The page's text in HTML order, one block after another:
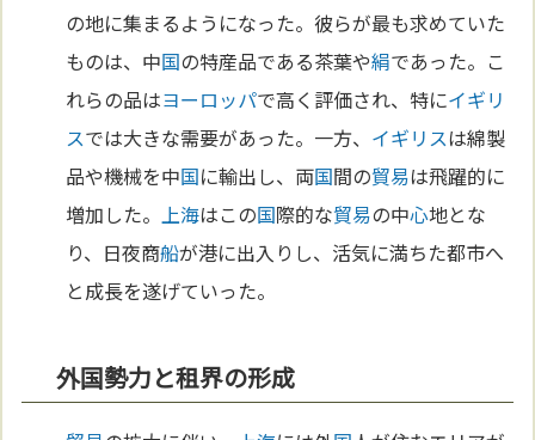
の地に集まるようになった。彼らが最も求めていた
ものは、中国の特産品である茶葉や絹であった。こ
れらの品はヨーロッパで高く評価され、特にイギリ
スでは大きな需要があった。一方、 イギリスは綿製
品や機械を中国に輸出し、両国間の貿易は飛躍的に
増加した。
上海はこの国際的な貿易の中心地とな
り、日夜商船が港に出入りし、活気に満ちた都市へ
と成長を遂げていった。
外国勢力と租界の形成